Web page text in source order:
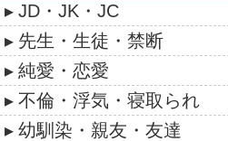
JD・JK・JC
先生・生徒・禁断
純愛・恋愛
不倫・浮気・寝取られ
幼馴染・親友・友達